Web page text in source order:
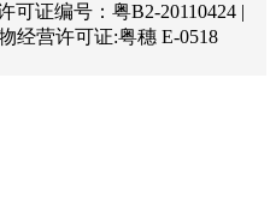
可证编号：粤B2-20110424 |
经营许可证:粤穗 E-0518